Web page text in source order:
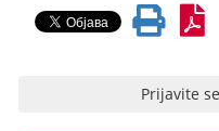
Prijavite